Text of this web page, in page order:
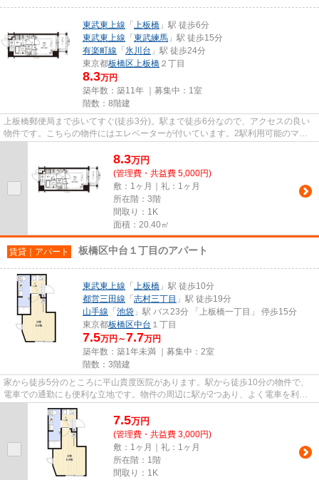
東武東上線 「 上板橋 」駅 徒歩6分
東武東上線 「 東武練馬 」駅 徒歩15分
有楽町線 「 氷川台 」駅 徒歩24分
東京都板橋区上板橋 ２丁目
8.3万円
築年数：築11年 ｜募集中： 1室
階数：8階建
上板橋郵便局まで歩いてすぐ(徒歩3分)。駅まで徒歩6分なので、アクセスの良い
物件です。こちらの物件にはエレベーターが付いています。2駅利用可能のマン
8.3万円
(管理費・共益費 5,000円)
敷：1ヶ月｜礼：1ヶ月
所在階：3階
間取り：1K
面積：20.40㎡
賃貸｜アパート 板橋区中台１丁目のアパート
東武東上線 「 上板橋 」駅 徒歩10分
都営三田線 「 志村三丁目 」駅 徒歩19分
山手線 「 池袋 」駅 バス23分 「上板橋一丁目」 停歩15分
東京都板橋区中台 １丁目
7.5万円～7.7万円
築年数：築1年未満 ｜募集中： 2室
階数：3階建
家から徒歩5分のところに平山貴度医院があります。駅から徒歩10分の物件で、
電車での通勤にも便利な立地です。物件の周辺に駅が2つあり、よく電車を利用
する方にピッタリです。当社ス...
7.5万円
(管理費・共益費 3,000円)
敷：1ヶ月｜礼：1ヶ月
所在階：1階
間取り：1K